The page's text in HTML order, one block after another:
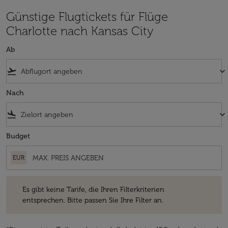
Günstige Flugtickets für Flüge
Charlotte nach Kansas City
Ab
flight_takeoff keyboard_arrow_down
Nach
flight_land keyboard_arrow_down
Budget
EUR
Es gibt keine Tarife, die Ihren Filterkriterien
entsprechen. Bitte passen Sie Ihre Filter an.